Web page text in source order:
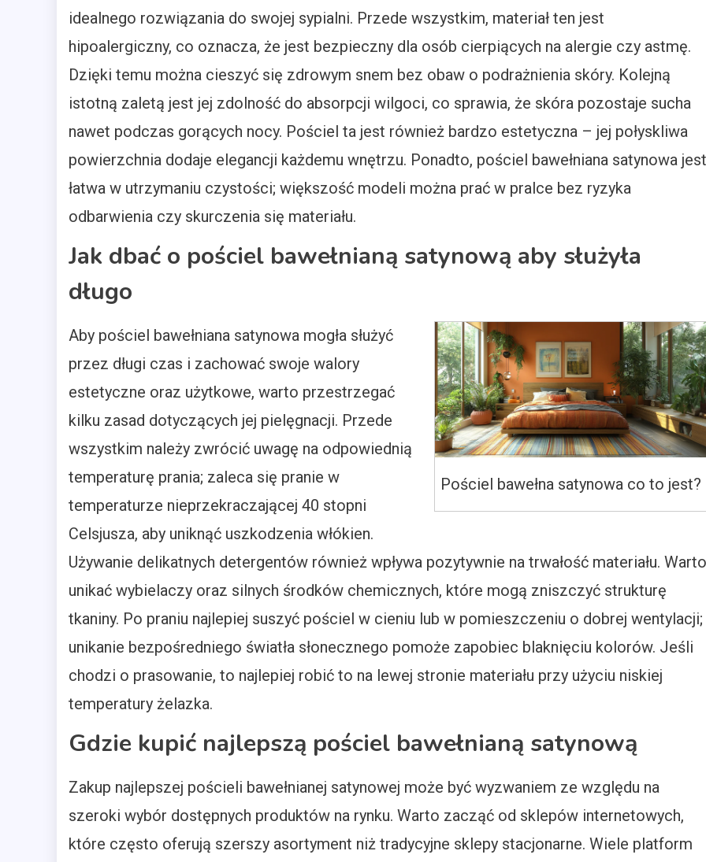
idealnego rozwiązania do swojej sypialni. Przede wszystkim, materiał ten jest
hipoalergiczny, co oznacza, że jest bezpieczny dla osób cierpiących na alergie czy astmę.
Dzięki temu można cieszyć się zdrowym snem bez obaw o podrażnienia skóry. Kolejną
istotną zaletą jest jej zdolność do absorpcji wilgoci, co sprawia, że skóra pozostaje sucha
nawet podczas gorących nocy. Pościel ta jest również bardzo estetyczna – jej połyskliwa
powierzchnia dodaje elegancji każdemu wnętrzu. Ponadto, pościel bawełniana satynowa jest
łatwa w utrzymaniu czystości; większość modeli można prać w pralce bez ryzyka
odbarwienia czy skurczenia się materiału.
Jak dbać o pościel bawełnianą satynową aby służyła
długo
Pościel bawełna satynowa co to jest?
Aby pościel bawełniana satynowa mogła służyć
przez długi czas i zachować swoje walory
estetyczne oraz użytkowe, warto przestrzegać
kilku zasad dotyczących jej pielęgnacji. Przede
wszystkim należy zwrócić uwagę na odpowiednią
temperaturę prania; zaleca się pranie w
temperaturze nieprzekraczającej 40 stopni
Celsjusza, aby uniknąć uszkodzenia włókien.
Używanie delikatnych detergentów również wpływa pozytywnie na trwałość materiału. Warto
unikać wybielaczy oraz silnych środków chemicznych, które mogą zniszczyć strukturę
tkaniny. Po praniu najlepiej suszyć pościel w cieniu lub w pomieszczeniu o dobrej wentylacji;
unikanie bezpośredniego światła słonecznego pomoże zapobiec blaknięciu kolorów. Jeśli
chodzi o prasowanie, to najlepiej robić to na lewej stronie materiału przy użyciu niskiej
temperatury żelazka.
Gdzie kupić najlepszą pościel bawełnianą satynową
Zakup najlepszej pościeli bawełnianej satynowej może być wyzwaniem ze względu na
szeroki wybór dostępnych produktów na rynku. Warto zacząć od sklepów internetowych,
które często oferują szerszy asortyment niż tradycyjne sklepy stacjonarne. Wiele platform